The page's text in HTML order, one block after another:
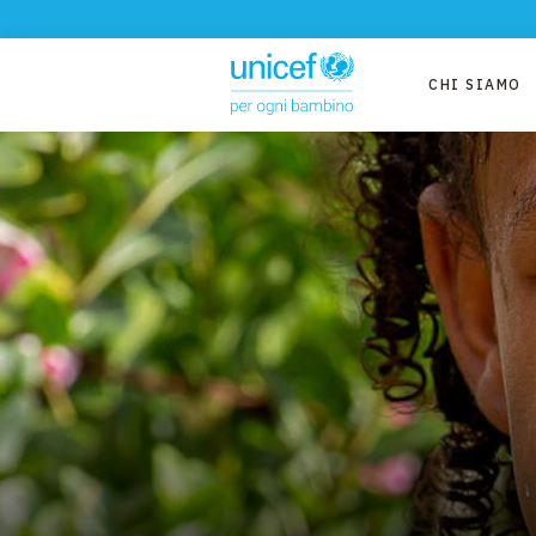
CHI SIAMO